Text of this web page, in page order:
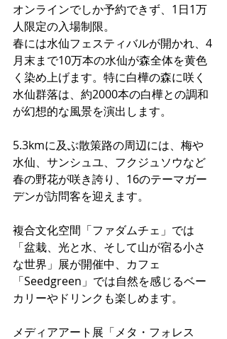
オンラインでしか予約できず、1日1万
人限定の入場制限。
春には水仙フェスティバルが開かれ、4
月末まで10万本の水仙が森全体を黄色
く染め上げます。特に白樺の森に咲く
水仙群落は、約2000本の白樺との調和
が幻想的な風景を演出します。
5.3kmに及ぶ散策路の周辺には、梅や
水仙、サンシュユ、フクジュソウなど
春の野花が咲き誇り、16のテーマガー
デンが訪問客を迎えます。
複合文化空間「ファダムチェ」では
「盆栽、光と水、そして山が宿る小さ
な世界」展が開催中、カフェ
「Seedgreen」では自然を感じるベー
カリーやドリンクも楽しめます。
メディアアート展「メタ・フォレス